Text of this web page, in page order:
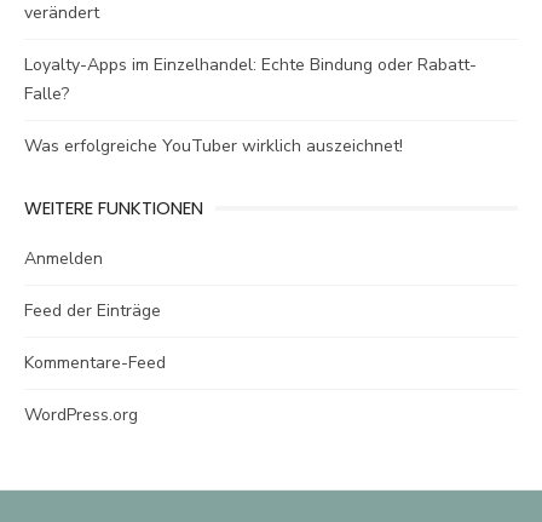
verändert
Loyalty-Apps im Einzelhandel: Echte Bindung oder Rabatt-
Falle?
Was erfolgreiche YouTuber wirklich auszeichnet!
WEITERE FUNKTIONEN
Anmelden
Feed der Einträge
Kommentare-Feed
WordPress.org